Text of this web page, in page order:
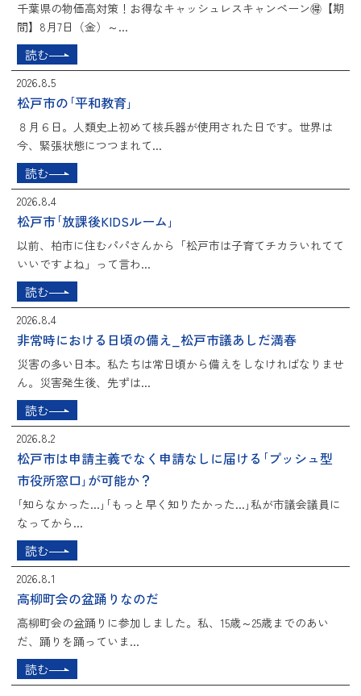
千葉県の物価高対策！お得なキャッシュレスキャンペーン🉐【期
間】8月7日（金）～...
読む
2026.8.5
松戸市の｢平和教育｣
８月６日。人類史上初めて核兵器が使用された日です。世界は
今、緊張状態につつまれて...
読む
2026.8.4
松戸市｢放課後KIDSルーム｣
以前、柏市に住むパパさんから「松戸市は子育てチカラいれてて
いいですよね」って言わ...
読む
2026.8.4
非常時における日頃の備え_松戸市議あしだ満春
災害の多い日本。私たちは常日頃から備えをしなければなりませ
ん。災害発生後、先ずは...
読む
2026.8.2
松戸市は申請主義でなく申請なしに届ける｢プッシュ型
市役所窓口｣が可能か？
｢知らなかった...｣｢もっと早く知りたかった...｣私が市議会議員に
なってから...
読む
2026.8.1
高柳町会の盆踊りなのだ
高柳町会の盆踊りに参加しました。私、15歳～25歳までのあい
だ、踊りを踊っていま...
読む